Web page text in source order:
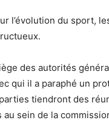
l’évolution du sport,
des autorités
qui il a paraphé un
tiendront des
sein de la